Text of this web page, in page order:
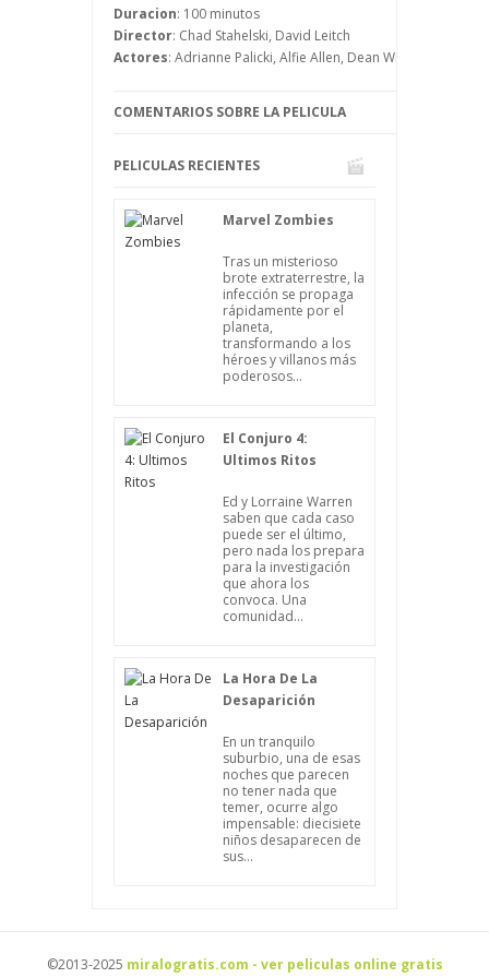
profesión.
Duracion: 100 minutos
Director: Chad Stahelski, David Leitch
Actores: Adrianne Palicki, Alfie Allen, Dean Winters, Keanu
COMENTARIOS SOBRE LA PELICULA
PELICULAS RECIENTES
Marvel Zombies
Tras un misterioso
brote extraterrestre, la
infección se propaga
rápidamente por el
planeta,
transformando a los
héroes y villanos más
poderosos...
El Conjuro 4:
Ultimos Ritos
Ed y Lorraine Warren
saben que cada caso
puede ser el último,
pero nada los prepara
para la investigación
que ahora los
convoca. Una
comunidad...
La Hora De La
Desaparición
En un tranquilo
suburbio, una de esas
noches que parecen
no tener nada que
temer, ocurre algo
impensable: diecisiete
niños desaparecen de
sus...
©2013-2025 miralogratis.com - ver peliculas online gratis